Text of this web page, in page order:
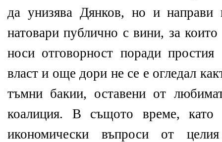
да унизява Дянков, но и направи
натовари публично с вини, за
носи отговорност поради
власт и още дори не се е огледал
тъмни бакии, оставени от
коалиция. В същото време, като
икономически въпроси от